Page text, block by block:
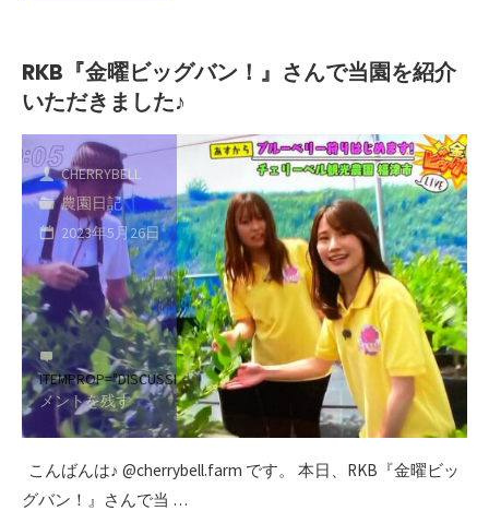
ー
ズ
ン
も
無
事、
オ
ー
プ
ン
RKB『金曜ビッグバン！』さんで当園を紹介
いただきました♪
CHERRYBELL
農園日記
2023年5月26日
ITEMPROP="DISCUSSIONURL"コ
メントを残す
こんばんは♪ @cherrybell.farm です。 本日、RKB『金曜ビッ
グバン！』さんで当 …